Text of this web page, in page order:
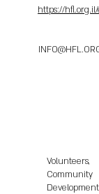
https://
Volunteers,
Community
Development